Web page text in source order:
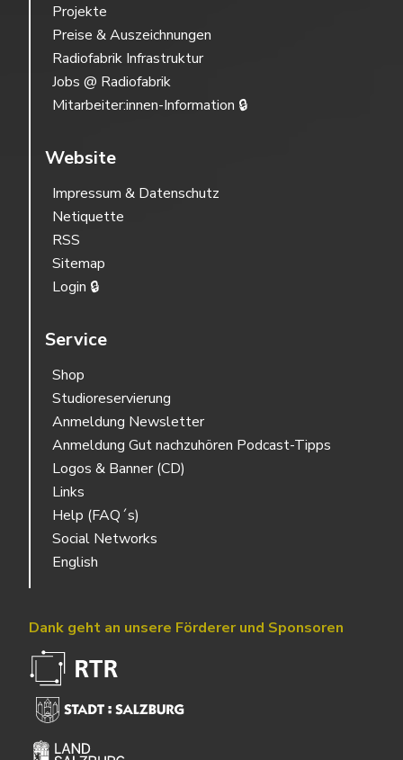
Projekte
Preise & Auszeichnungen
Radiofabrik Infrastruktur
Jobs @ Radiofabrik
Mitarbeiter:innen-Information 🔒
Website
Impressum & Datenschutz
Netiquette
RSS
Sitemap
Login 🔒
Service
Shop
Studioreservierung
Anmeldung Newsletter
Anmeldung Gut nachzuhören Podcast-Tipps
Logos & Banner (CD)
Links
Help (FAQ´s)
Social Networks
English
Dank geht an unsere Förderer und Sponsoren